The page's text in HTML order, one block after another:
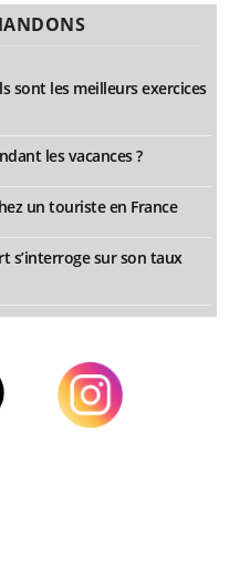
sont les meilleurs exercices
les vacances ?
un touriste en France
s’interroge sur son taux